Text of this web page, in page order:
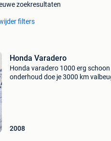
zoekresultaten
filters
Honda Varadero
Honda varadero 1000 erg
onderhoud doe je 3000 km
2008